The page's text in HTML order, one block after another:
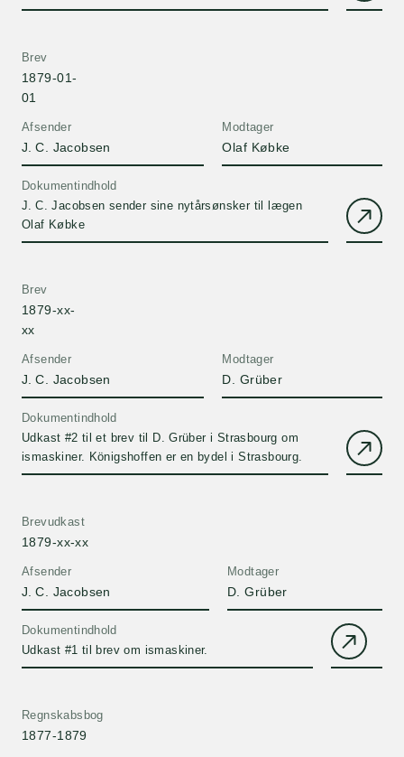
artikel til sig, og han håber, at Dubois' buste af Pasteur
naturvidenskabelige kongres i København.Udkast.
Afsender
J. C. Jacobsen
Brev
1879-01-
01
Modtager
Olaf Købke
Dokumentindhold
J. C. Jacobsen sender sine nytårsønsker til lægen
Olaf Købke
Afsender
J. C. Jacobsen
Brev
1879-xx-
xx
Modtager
D. Grüber
Dokumentindhold
Udkast #2 til et brev til D. Grüber i Strasbourg om
ismaskiner. Königshoffen er en bydel i Strasbourg.
Afsender
J. C. Jacobsen
Brevudkast
1879-xx-xx
Modtager
D. Grüber
Dokumentindhold
Udkast #1 til brev om ismaskiner.
Regnskabsbog
1877-1879